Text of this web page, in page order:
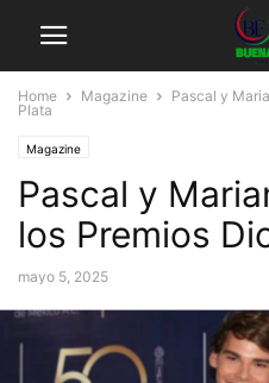
Home Magazine
Pascal y
Plata
Magazine
Pascal y
los Premios
mayo 5, 2025